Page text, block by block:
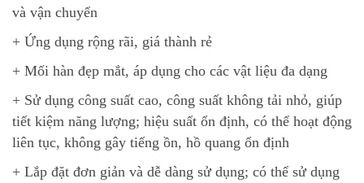
và vận chuyển
+ Ứng dụng rộng rãi, giá thành rẻ
+ Mối hàn đẹp mắt, áp dụng cho các vật liệu đa dạng
+ Sử dụng công suất cao, công suất không tải nhỏ, giúp
tiết kiệm năng lượng; hiệu suất ổn định, có thể hoạt động
liên tục, không gây tiếng ồn, hồ quang ổn định
+ Lắp đặt đơn giản và dễ dàng sử dụng; có thể sử dụng